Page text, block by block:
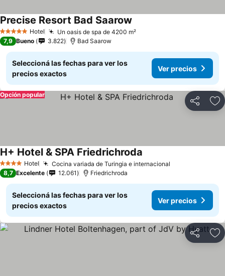
5 Estrellas Hotel Un oasis de spa de 4200 m²
Precise Resort Bad Saarow
7,9 Bueno 3.822 Bad Saarow
Seleccioná las fechas para ver los
precios exactos
Ver precios
Compartir
Opción popular
4 EstrellasHotel Cocina variada de Turingia e internacional
H+ Hotel & SPA Friedrichroda
8,7 Excelente 12.061 Friedrichroda
Seleccioná las fechas para ver los
precios exactos
Ver precios
Compartir